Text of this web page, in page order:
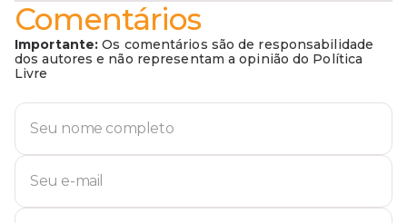
Comentários
Importante: Os comentários são de responsabilidade
dos autores e não representam a opinião do Política
Livre